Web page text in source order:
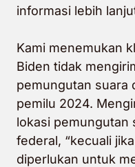
informasi lebih
Kami menemukan
Biden tidak
pemungutan suara
pemilu 2024.
lokasi pemungutan
federal, “kecuali
diperlukan untuk